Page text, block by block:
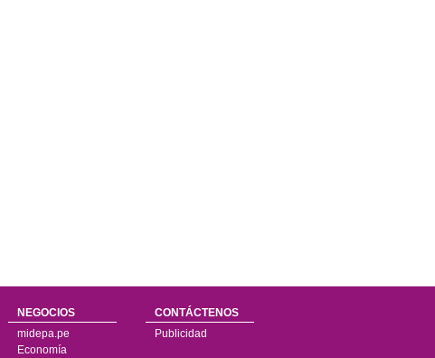
NEGOCIOS
midepa.pe
Economía
CONTÁCTENOS
Publicidad